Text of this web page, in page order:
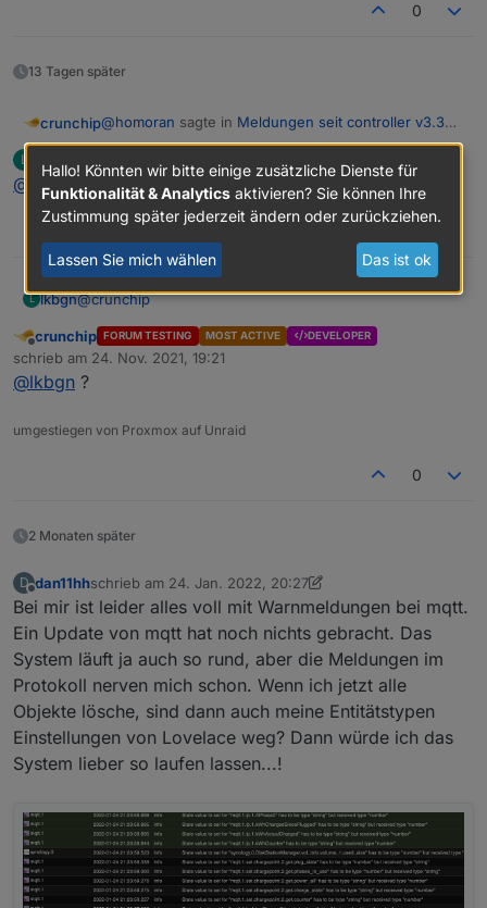
0
13 Tagen später
crunchip@homoran sagte in Meldungen seit controller v3.3
zu falschem Datentyp:
aber das mit dem Löschen stammt nicht von mir
L
Offlinezuletzt editiert von
@ crunchip
L lkbgn@crunchip
Offline
crunchip FORUM TESTING MOST ACTIVE DEVELOPER
schrieb am 24. Nov. 2021, 19:21
zuletzt editiert von
@lkbgn ?
umgestiegen von Proxmox auf Unraid
0
2 Monaten später
D
Offline
dan11hhschrieb am 24. Jan. 2022, 20:27
zuletzt editiert von dan11hh
Bei mir ist leider alles voll mit Warnmeldungen bei mqtt.
Ein Update von mqtt hat noch nichts gebracht. Das
System läuft ja auch so rund, aber die Meldungen im
Protokoll nerven mich schon. Wenn ich jetzt alle
Objekte lösche, sind dann auch meine Entitätstypen
Einstellungen von Lovelace weg? Dann würde ich das
System lieber so laufen lassen...!
Hallo! Könnten wir bitte einige zusätzliche Dienste für
Funktionalität & Analytics aktivieren? Sie können Ihre
Zustimmung später jederzeit ändern oder zurückziehen.
Lassen Sie mich wählen Das ist ok